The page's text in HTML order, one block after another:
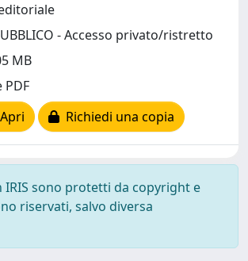
- Accesso privato/ristretto
MB
Richiedi una copia
IRIS sono protetti da copyright e
riservati, salvo diversa